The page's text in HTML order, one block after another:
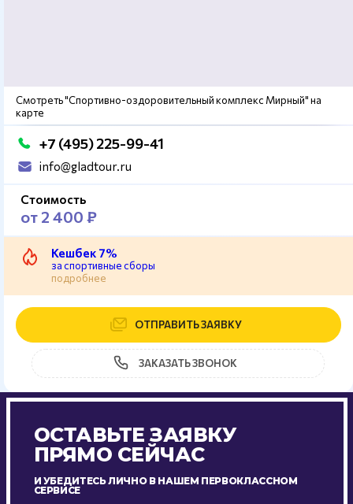
Смотреть "Спортивно-оздоровительный комплекс Мирный" на
карте
+7 (495) 225-99-41
info@gladtour.ru
Стоимость
от 2 400 ₽
Кешбек 7%
за спортивные сборы
подробнее
ОТПРАВИТЬ ЗАЯВКУ
ЗАКАЗАТЬ ЗВОНОК
ОСТАВЬТЕ ЗАЯВКУ
ПРЯМО СЕЙЧАС
И УБЕДИТЕСЬ ЛИЧНО В НАШЕМ ПЕРВОКЛАССНОМ
СЕРВИСЕ